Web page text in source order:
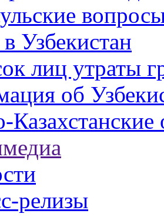
Узбекистан
лиц утраты
об
релизы